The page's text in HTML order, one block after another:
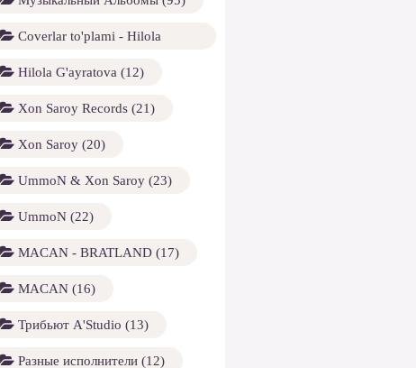
Coverlar to'plami - Hilola
G'ayratova (13)
Hilola G'ayratova (12)
Xon Saroy Records (21)
Xon Saroy (20)
UmmoN & Xon Saroy (23)
UmmoN (22)
MACAN - BRATLAND (17)
MACAN (16)
Трибьют A'Studio (13)
Разные исполнители (12)